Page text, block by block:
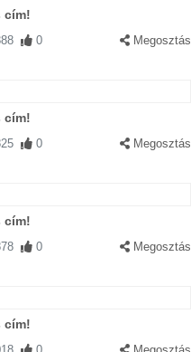
cím!
0 Megosztás
cím!
0 Megosztás
cím!
0 Megosztás
cím!